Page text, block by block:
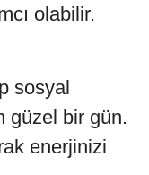
olabilir.
sosyal
güzel bir gün.
enerjinizi